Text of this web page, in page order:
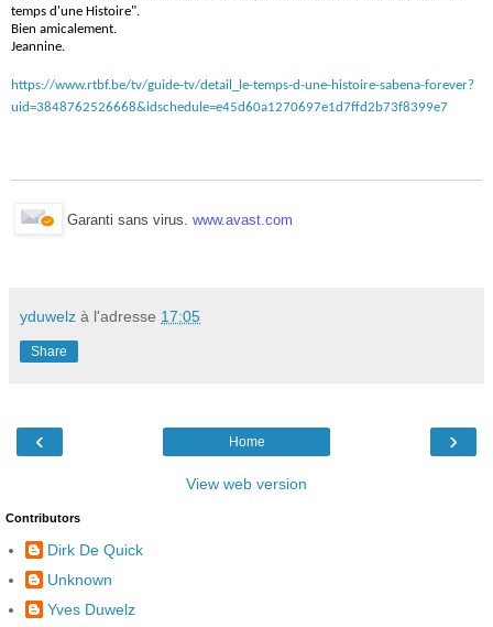
temps d'une Histoire".
Bien amicalement.
Jeannine.
https://www.rtbf.be/tv/guide-tv/detail_le-temps-d-une-histoire-sabena-forever?
uid=3848762526668&idschedule=e45d60a1270697e1d7ffd2b73f8399e7
Garanti sans virus. www.avast.com
yduwelz à l'adresse 17:05
Share
‹ ›
Home
View web version
Contributors
Dirk De Quick
Unknown
Yves Duwelz